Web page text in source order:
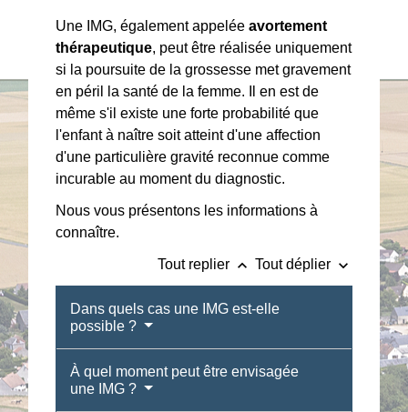
Une IMG, également appeléeavortement
thérapeutique, peut être réalisée uniquement
si la poursuite de la grossesse met gravement
en péril la santé de la femme. Il en est de
même s'il existe une forte probabilité que
l'enfant à naître soit atteint d'une affection
d'une particulière gravité reconnue comme
incurable au moment du diagnostic.
Nous vous présentons les informations à
connaître.
Tout replier keyboard_arrow_up Tout déplier keyboard_arrow_down
Dans quels cas une IMG est-elle
possible ?
À quel moment peut être envisagée
une IMG ?